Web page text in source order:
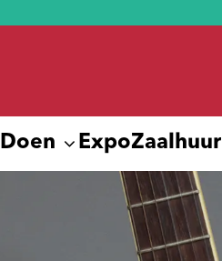
Doen ExpoZaalhuur